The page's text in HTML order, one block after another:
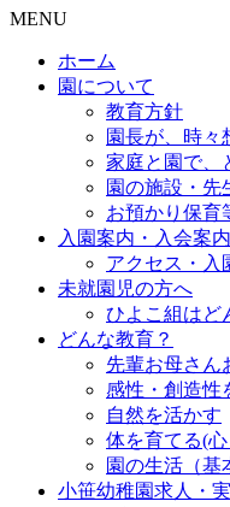
MENU
ホーム
園について
教育方針
園長が、時々
家庭と園で、
園の施設・先
お預かり保育
入園案内・入会案
アクセス・入
未就園児の方へ
ひよこ組はど
どんな教育？
先輩お母さん
感性・創造性
自然を活かす
体を育てる(心
園の生活（基
小笹幼稚園求人・